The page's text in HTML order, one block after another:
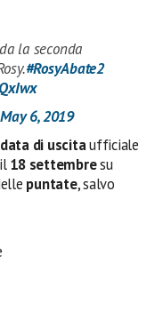
la seconda
#RosyAbate2
May 6, 2019
data di uscitaufficiale
18 settembresu
puntate, salvo